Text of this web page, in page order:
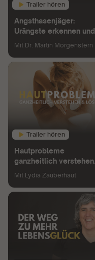
Trailer hören
Angsthasenjäger:
Urängste erkennen und
überwinden
Mit Dr. Martin Morgenstern
Trailer hören
Hautprobleme
ganzheitlich verstehen
und lösen
Mit Lydia Zauberhaut